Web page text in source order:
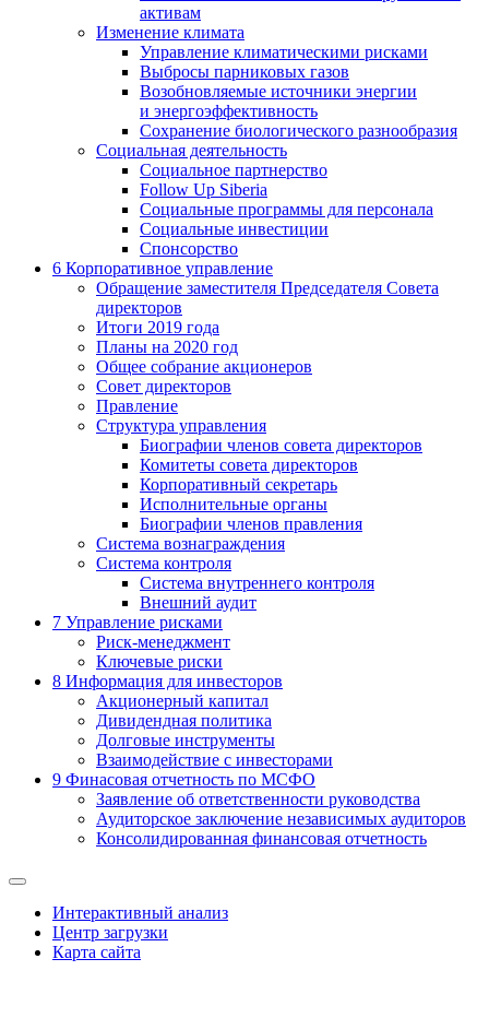
активам
Изменение климата
Управление климатическими рисками
Выбросы парниковых газов
Возобновляемые источники энергии
и энергоэффективность
Сохранение биологического разнообразия
Социальная деятельность
Социальное партнерство
Follow Up Siberia
Социальные программы для персонала
Социальные инвестиции
Спонсорство
6 Корпоративное управление
Обращение заместителя Председателя Совета
директоров
Итоги 2019 года
Планы на 2020 год
Общее собрание акционеров
Совет директоров
Правление
Структура управления
Биографии членов совета директоров
Комитеты совета директоров
Корпоративный секретарь
Исполнительные органы
Биографии членов правления
Система вознаграждения
Система контроля
Система внутреннего контроля
Внешний аудит
7 Управление рисками
Риск-менеджмент
Ключевые риски
8 Информация для инвесторов
Акционерный капитал
Дивидендная политика
Долговые инструменты
Взаимодействие с инвеcторами
9 Финасовая отчетность по МСФО
Заявление об ответственности руководства
Аудиторское заключение независимых аудиторов
Консолидированная финансовая отчетность
Интерактивный анализ
Центр загрузки
Карта сайта